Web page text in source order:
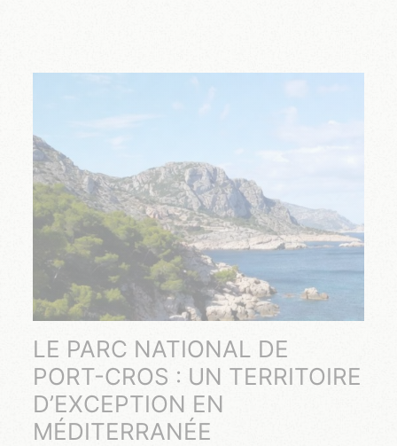
LE PARC NATIONAL DE
PORT-CROS : UN TERRITOIRE
D’EXCEPTION EN
MÉDITERRANÉE